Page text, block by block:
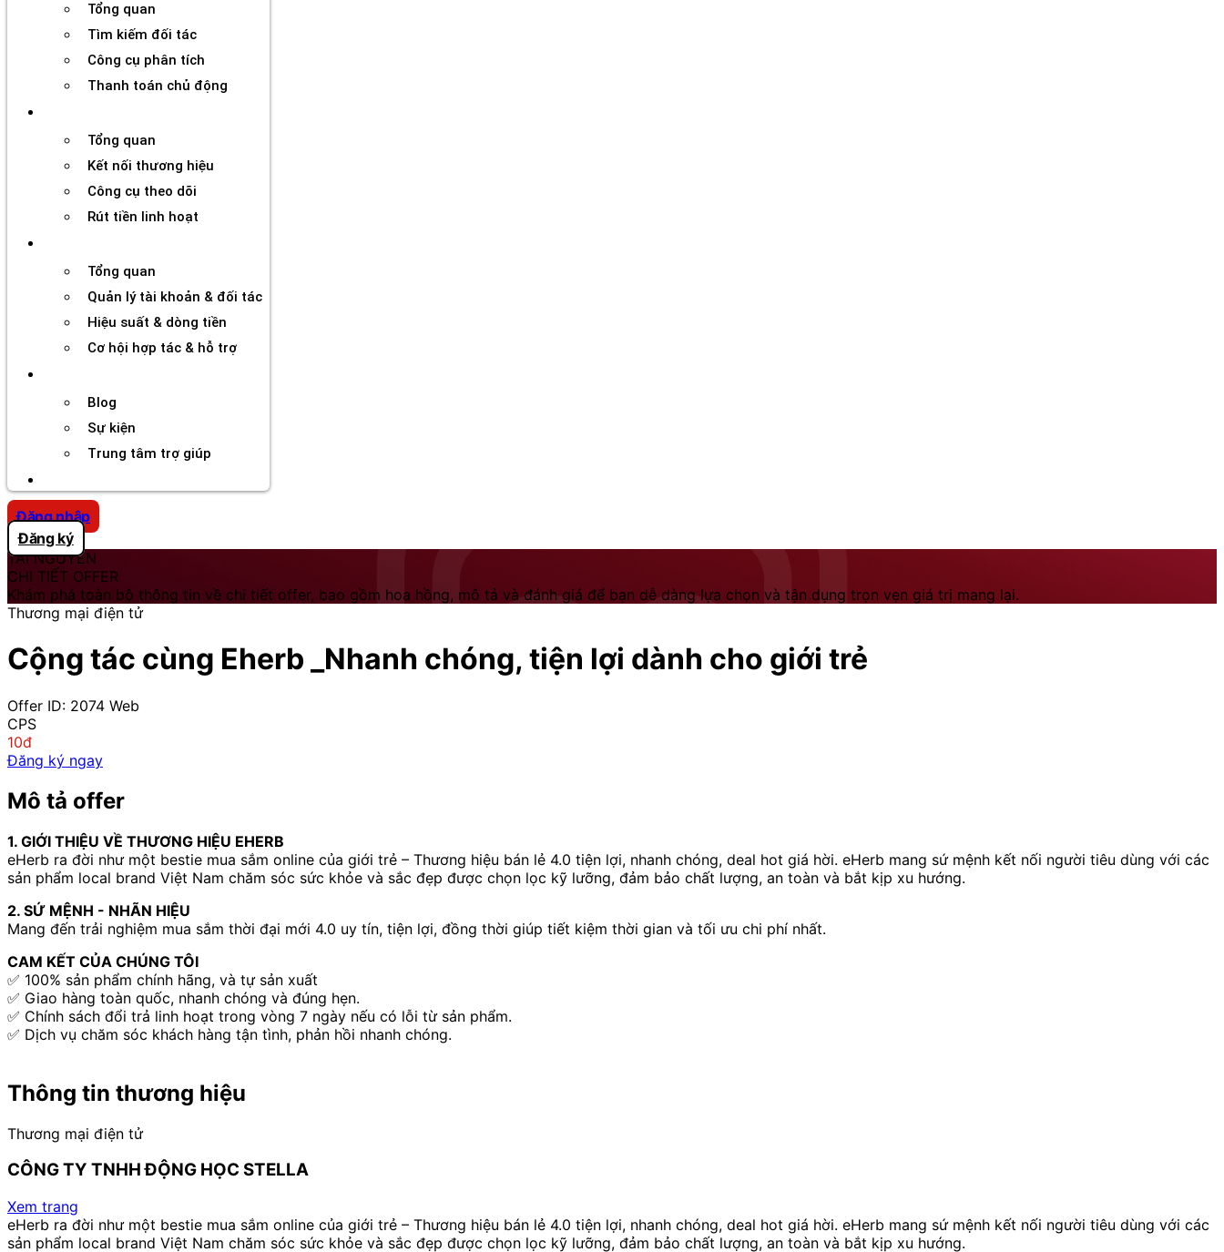
Tổng quan
Tìm kiếm đối tác
Công cụ phân tích
Thanh toán chủ động
Tổng quan
Kết nối thương hiệu
Công cụ theo dõi
Rút tiền linh hoạt
Tổng quan
Quản lý tài khoản & đối tác
Hiệu suất & dòng tiền
Cơ hội hợp tác & hỗ trợ
Blog
Sự kiện
Trung tâm trợ giúp
Đăng nhập
Đăng ký
TÀI NGUYÊN
CHI TIẾT OFFER
Khám phá toàn bộ thông tin về chi tiết offer, bao gồm hoa hồng, mô tả và đánh giá để bạn dễ dàng lựa chọn và tận dụng trọn vẹn giá trị mang lại.
Thương mại điện tử
Cộng tác cùng Eherb _Nhanh chóng, tiện lợi dành cho giới trẻ
Offer ID: 2074 Web
CPS
10đ
Đăng ký ngay
Mô tả offer
1. GIỚI THIỆU VỀ THƯƠNG HIỆU EHERB
eHerb ra đời như một bestie mua sắm online của giới trẻ – Thương hiệu bán lẻ 4.0 tiện lợi, nhanh chóng, deal hot giá hời. eHerb mang sứ mệnh kết nối người tiêu dùng với các
sản phẩm local brand Việt Nam chăm sóc sức khỏe và sắc đẹp được chọn lọc kỹ lưỡng, đảm bảo chất lượng, an toàn và bắt kịp xu hướng.
2. SỨ MỆNH - NHÃN HIỆU
Mang đến trải nghiệm mua sắm thời đại mới 4.0 uy tín, tiện lợi, đồng thời giúp tiết kiệm thời gian và tối ưu chi phí nhất.
CAM KẾT CỦA CHÚNG TÔI
✅ 100% sản phẩm chính hãng, và tự sản xuất
✅ Giao hàng toàn quốc, nhanh chóng và đúng hẹn.​
✅ Chính sách đổi trả linh hoạt trong vòng 7 ngày nếu có lỗi từ sản phẩm.​
✅ Dịch vụ chăm sóc khách hàng tận tình, phản hồi nhanh chóng.​
Thông tin thương hiệu
Thương mại điện tử
CÔNG TY TNHH ĐỘNG HỌC STELLA
Xem trang
eHerb ra đời như một bestie mua sắm online của giới trẻ – Thương hiệu bán lẻ 4.0 tiện lợi, nhanh chóng, deal hot giá hời. eHerb mang sứ mệnh kết nối người tiêu dùng với các
sản phẩm local brand Việt Nam chăm sóc sức khỏe và sắc đẹp được chọn lọc kỹ lưỡng, đảm bảo chất lượng, an toàn và bắt kịp xu hướng.